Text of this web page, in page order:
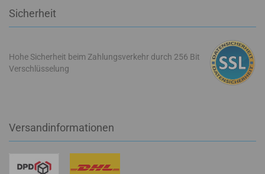
Sicherheit
Hohe Sicherheit beim Zahlungsverkehr durch 256 Bit
Verschlüsselung
Versandinformationen